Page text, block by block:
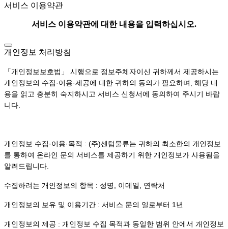
서비스 이용약관
서비스 이용약관에 대한 내용을 입력하십시오.
개인정보 처리방침
「개인정보보호법」 시행으로 정보주체자이신 귀하께서 제공하시는
개인정보의 수집·이용·제공에 대한 귀하의 동의가 필요하며, 해당 내
용을 읽고 충분히 숙지하시고 서비스 신청서에 동의하여 주시기 바랍
니다.
개인정보 수집·이용·목적 : (주)센텀물류는 귀하의 최소한의 개인정보
를 통하여 온라인 문의 서비스를 제공하기 위한 개인정보가 사용됨을
알려드립니다.
수집하려는 개인정보의 항목 : 성명, 이메일, 연락처
개인정보의 보유 및 이용기간 : 서비스 문의 일로부터 1년
개인정보의 제공 : 개인정보 수집 목적과 동일한 범위 안에서 개인정보